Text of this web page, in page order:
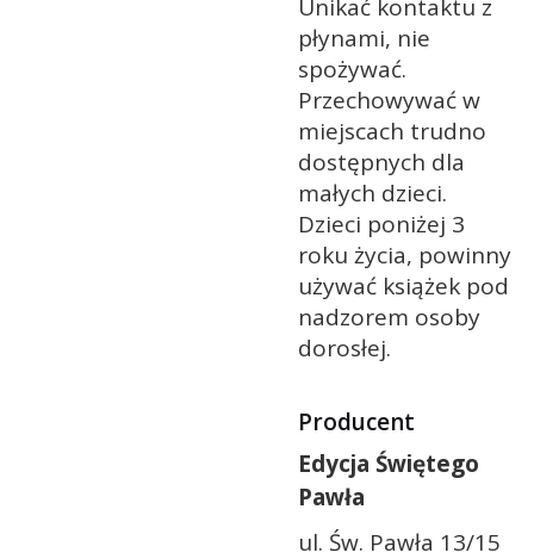
Unikać kontaktu z
płynami, nie
spożywać.
Przechowywać w
miejscach trudno
dostępnych dla
małych dzieci.
Dzieci poniżej 3
roku życia, powinny
używać książek pod
nadzorem osoby
dorosłej.
Producent
Edycja Świętego
Pawła
ul. Św. Pawła 13/15